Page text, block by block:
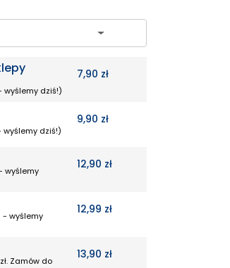
wyślemy dziś!)
7,90 zł
wyślemy dziś!)
9,90 zł
wyślemy
12,90 zł
- wyślemy
12,99 zł
Zamów do
13,90 zł